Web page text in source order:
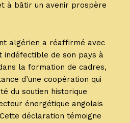
à bâtir un avenir prospère
algérien a réaffirmé avec
indéfectible de son pays à
la formation de cadres,
d’une coopération qui
du soutien historique
énergétique angolais
déclaration témoigne